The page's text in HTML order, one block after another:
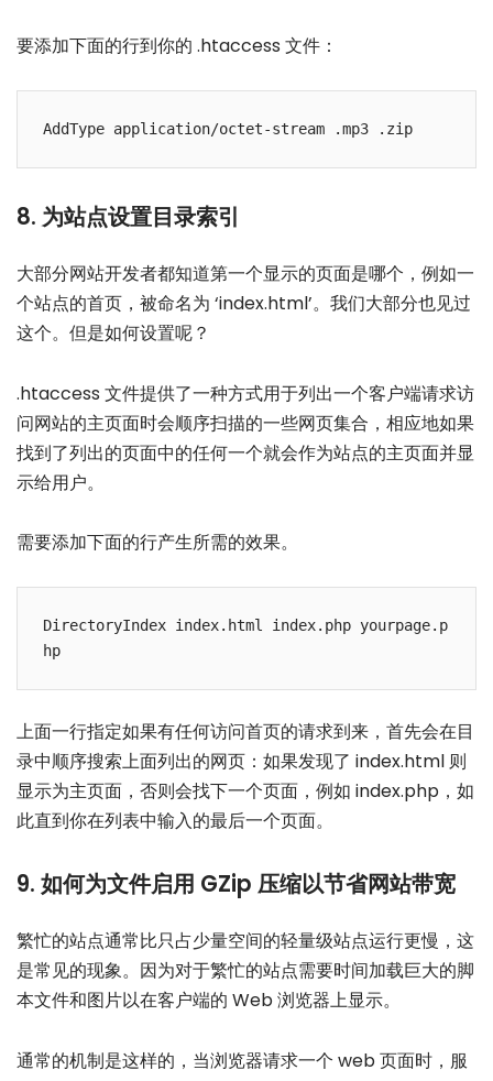
要添加下面的行到你的 .htaccess 文件：
8. 为站点设置目录索引
大部分网站开发者都知道第一个显示的页面是哪个，例如一
个站点的首页，被命名为 ‘index.html’。我们大部分也见过
这个。但是如何设置呢？
.htaccess 文件提供了一种方式用于列出一个客户端请求访
问网站的主页面时会顺序扫描的一些网页集合，相应地如果
找到了列出的页面中的任何一个就会作为站点的主页面并显
示给用户。
需要添加下面的行产生所需的效果。
DirectoryIndex index.html index.php yourpage.p
上面一行指定如果有任何访问首页的请求到来，首先会在目
录中顺序搜索上面列出的网页：如果发现了 index.html 则
显示为主页面，否则会找下一个页面，例如 index.php，如
此直到你在列表中输入的最后一个页面。
9. 如何为文件启用 GZip 压缩以节省网站带宽
繁忙的站点通常比只占少量空间的轻量级站点运行更慢，这
是常见的现象。因为对于繁忙的站点需要时间加载巨大的脚
本文件和图片以在客户端的 Web 浏览器上显示。
通常的机制是这样的，当浏览器请求一个 web 页面时，服